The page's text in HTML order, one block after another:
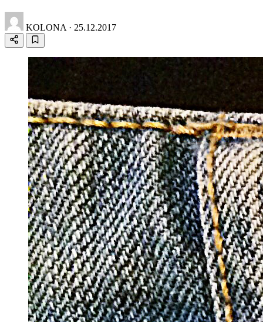
KOLONA · 25.12.2017